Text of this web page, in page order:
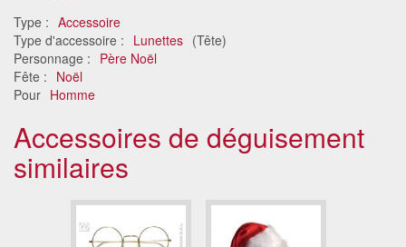
Type : Accessoire
Type d'accessoire : Lunettes (Tête)
Personnage : Père Noël
Fête : Noël
Pour Homme
Accessoires de déguisement
similaires